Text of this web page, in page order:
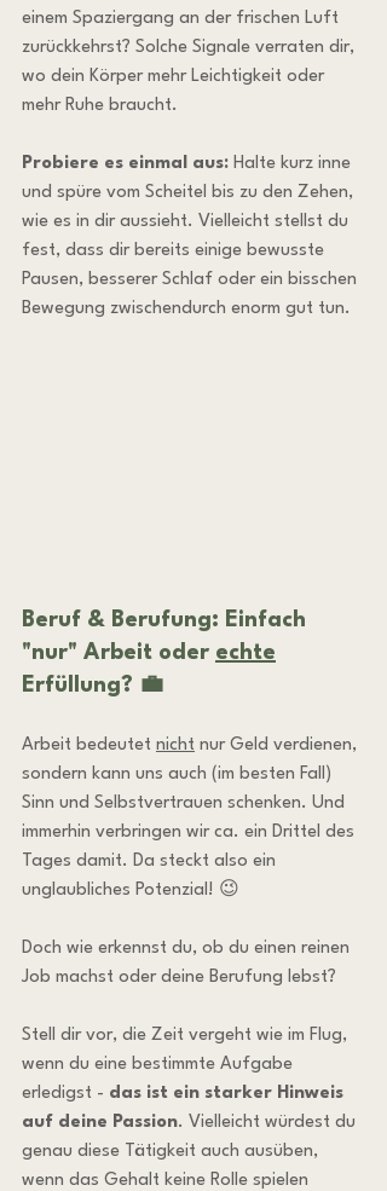
einem Spaziergang an der frischen Luft
zurückkehrst? Solche Signale verraten dir,
wo dein Körper mehr Leichtigkeit oder
mehr Ruhe braucht.
Probiere es einmal aus: Halte kurz inne
und spüre vom Scheitel bis zu den Zehen,
wie es in dir aussieht. Vielleicht stellst du
fest, dass dir bereits einige bewusste
Pausen, besserer Schlaf oder ein bisschen
Bewegung zwischendurch enorm gut tun.
Beruf & Berufung: Einfach
"nur" Arbeit oder echte
Erfüllung? 💼
Arbeit bedeutet nicht nur Geld verdienen,
sondern kann uns auch (im besten Fall)
Sinn und Selbstvertrauen schenken. Und
immerhin verbringen wir ca. ein Drittel des
Tages damit. Da steckt also ein
unglaubliches Potenzial! 😉
Doch wie erkennst du, ob du einen reinen
Job machst oder deine Berufung lebst?
Stell dir vor, die Zeit vergeht wie im Flug,
wenn du eine bestimmte Aufgabe
erledigst - das ist ein starker Hinweis
auf deine Passion. Vielleicht würdest du
genau diese Tätigkeit auch ausüben,
wenn das Gehalt keine Rolle spielen